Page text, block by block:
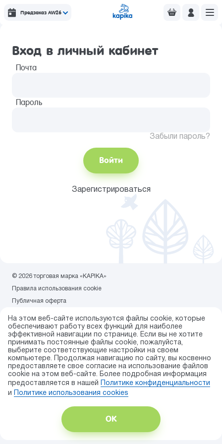
Предзаказ AW26
На этом веб-сайте используются файлы cookie, которые
обеспечивают работу всех функций для наиболее
эффективной навигации по странице. Если вы не хотите
принимать постоянные файлы cookie, пожалуйста,
выберите соответствующие настройки на своем
компьютере. Продолжая навигацию по сайту, вы косвенно
предоставляете свое согласие на использование файлов
cookie на этом веб-сайте. Более подробная информация
предоставляется в нашей
Политике конфиденциальности
и
Политике использования сookies
ОК
Вход в личный кабинет
Почта
Пароль
Забыли пароль?
Войти
Зарегистрироваться
© 2026 торговая марка «KAPIKA»
Правила использования cookie
Публичная оферта
Карта сайта
Разработка сайта — ITECH.group